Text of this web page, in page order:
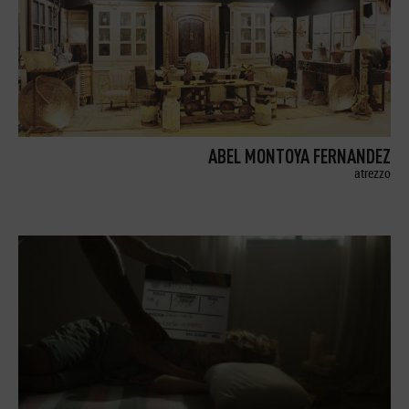
ABEL MONTOYA FERNANDEZ
atrezzo